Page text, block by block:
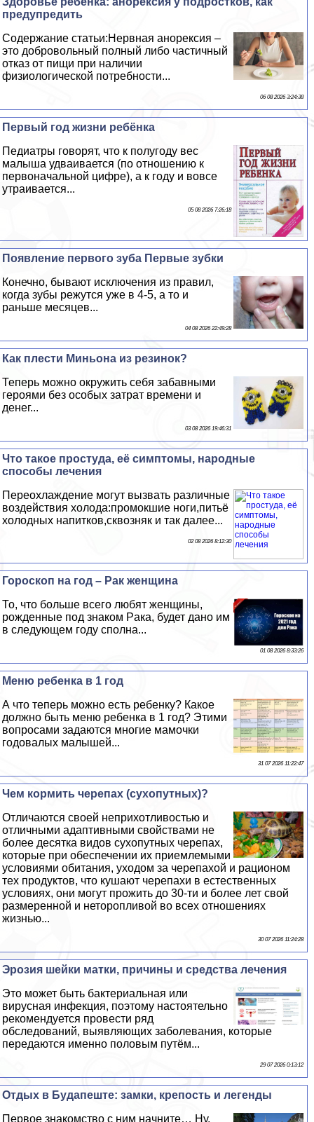
предупредить
Содержание статьи:Нервная анорексия –
это добровольный полный либо частичный
отказ от пищи при наличии
физиологической потребности...
06 08 2026 3:24:38
Первый год жизни ребёнка
Педиатры говорят, что к полугоду вес
малыша удваивается (по отношению к
первоначальной цифре), а к году и вовсе
утраивается...
05 08 2026 7:26:18
Появление первого зуба Первые зубки
Конечно, бывают исключения из правил,
когда зубы режутся уже в 4-5, а то и
раньше месяцев...
04 08 2026 22:49:28
Как плести Миньона из резинок?
Теперь можно окружить себя забавными
героями без особых затрат времени и
денег...
03 08 2026 19:46:31
Что такое простуда, её симптомы, народные
способы лечения
Переохлаждение могут вызвать различные
воздействия холода:промокшие ноги,питьё
холодных напитков,сквозняк и так далее...
02 08 2026 8:12:30
Гороскоп на год – Paк женщина
То, что больше всего любят женщины,
рожденные под знаком Paка, будет дано им
в следующем году сполна...
01 08 2026 8:33:26
Меню ребенка в 1 год
А что теперь можно есть ребенку? Какое
должно быть меню ребенка в 1 год? Этими
вопросами задаются многие мамочки
годовалых малышей...
31 07 2026 11:22:47
Чем кормить черепах (сухопутных)?
Отличаются своей неприхотливостью и
отличными адаптивными свойствами не
более десятка видов сухопутных черепах,
которые при обеспечении их приемлемыми
условиями обитания, уходом за черепахой и рационом
тех продуктов, что кушают черепахи в естественных
условиях, они могут прожить до 30-ти и более лет свой
размеренной и неторопливой во всех отношениях
жизнью...
30 07 2026 11:24:28
Эрозия шейки матки, причины и средства лечения
Это может быть бактериальная или
вирусная инфекция, поэтому настоятельно
рекомендуется провести ряд
обследований, выявляющих заболевания, которые
передаются именно пoлoвым путём...
29 07 2026 0:13:12
Отдых в Будапеште: замки, крепость и легенды
Первое знакомство с ним начните… Ну,